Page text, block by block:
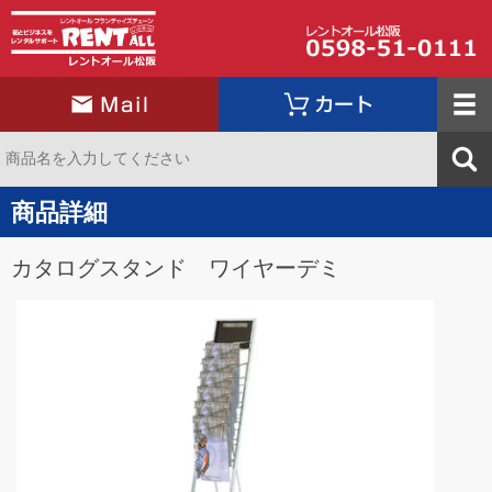
商品詳細
カタログスタンド ワイヤーデミ